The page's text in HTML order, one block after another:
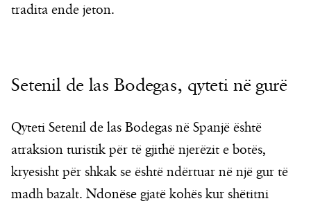
tradita ende jeton.
Setenil de las Bodegas, qyteti në gurë
Qyteti Setenil de las Bodegas në Spanjë është
atraksion turistik për të gjithë njerëzit e botës,
kryesisht për shkak se është ndërtuar në një gur të
madh bazalt. Ndonëse gjatë kohës kur shëtitni